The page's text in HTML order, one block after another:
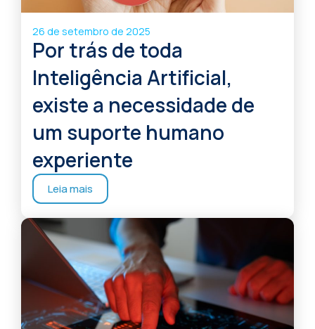
26 de setembro de 2025
Por trás de toda
Inteligência Artificial,
existe a necessidade de
um suporte humano
experiente
Leia mais